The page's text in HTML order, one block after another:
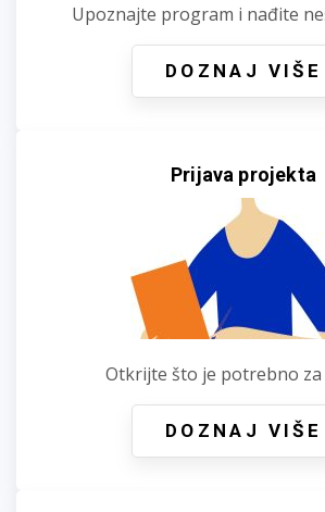
Upoznajte program i nađite
DOZNAJ VIŠE
Prijava projekta
Otkrijte što je potrebno
DOZNAJ VIŠE